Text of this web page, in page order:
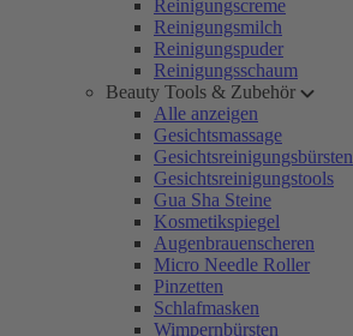
Reinigungscreme
Reinigungsmilch
Reinigungspuder
Reinigungsschaum
Beauty Tools & Zubehör
Alle anzeigen
Gesichtsmassage
Gesichtsreinigungsbürsten
Gesichtsreinigungstools
Gua Sha Steine
Kosmetikspiegel
Augenbrauenscheren
Micro Needle Roller
Pinzetten
Schlafmasken
Wimpernbürsten